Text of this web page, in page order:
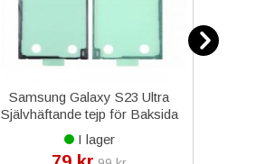
Samsung Galaxy S23 Ultra
Självhäftande tejp för Baksida
I lager